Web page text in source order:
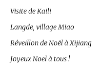
Visite de Kaili
Langde, village Miao
Réveillon de Noël à Xijiang
Joyeux Noel à tous !